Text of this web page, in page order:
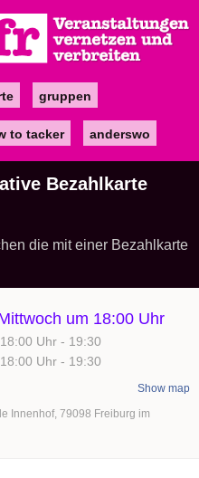
gruppen
to tacker anderswo
Bezahlkarte
die mit einer Bezahlkarte
um 18:00 Uhr
Uhr - 19:30
Uhr - 19:30
Innenhof 79098 Freiburg im
Show map